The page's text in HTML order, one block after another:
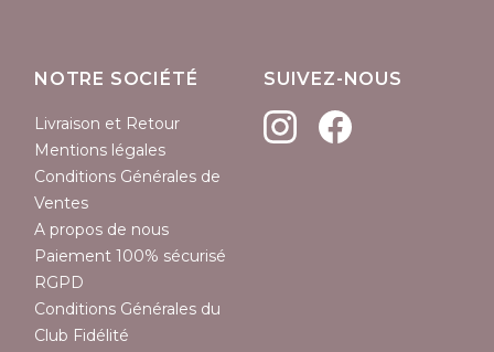
NOTRE SOCIÉTÉ
Livraison et Retour
Mentions légales
Conditions Générales de
Ventes
A propos de nous
Paiement 100% sécurisé
RGPD
Conditions Générales du
Club Fidélité
SUIVEZ-NOUS